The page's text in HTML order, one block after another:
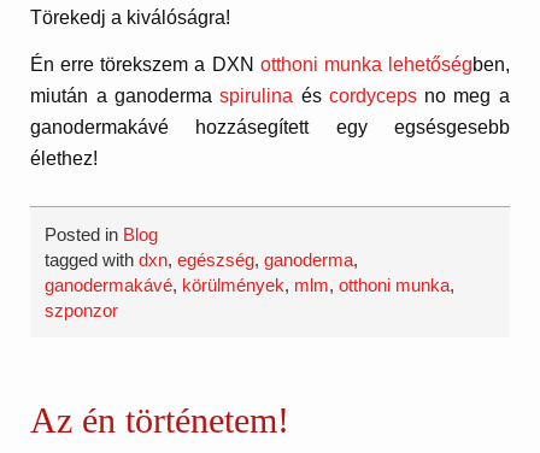
Törekedj a kiválóságra!
Én erre törekszem a DXN otthoni munka lehetőségben,
miután a ganodermaspirulina és cordycepsno meg a
ganodermakávé hozzásegített egy egsésgesebb
élethez!
Posted in Blog
tagged withdxn,egészség,ganoderma,
ganodermakávé, körülmények, mlm,otthoni munka,
szponzor
Az én történetem!